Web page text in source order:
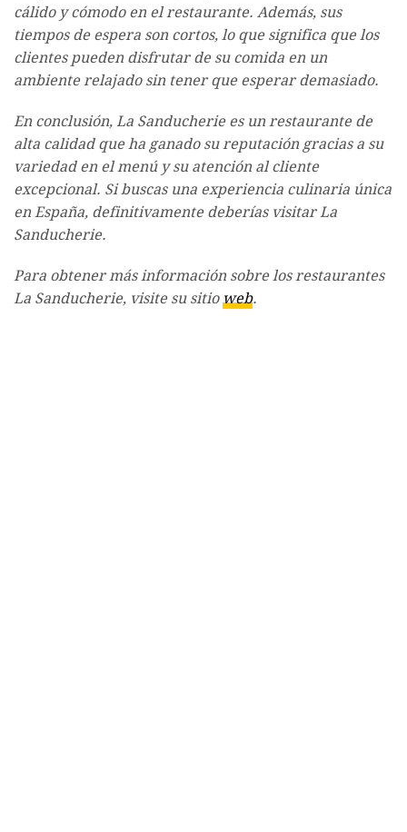
cálido y cómodo en el restaurante. Además, sus
tiempos de espera son cortos, lo que significa que los
clientes pueden disfrutar de su comida en un
ambiente relajado sin tener que esperar demasiado.
En conclusión, La Sanducherie es un restaurante de
alta calidad que ha ganado su reputación gracias a su
variedad en el menú y su atención al cliente
excepcional. Si buscas una experiencia culinaria única
en España, definitivamente deberías visitar La
Sanducherie.
Para obtener más información sobre los restaurantes
La Sanducherie, visite su sitioweb.